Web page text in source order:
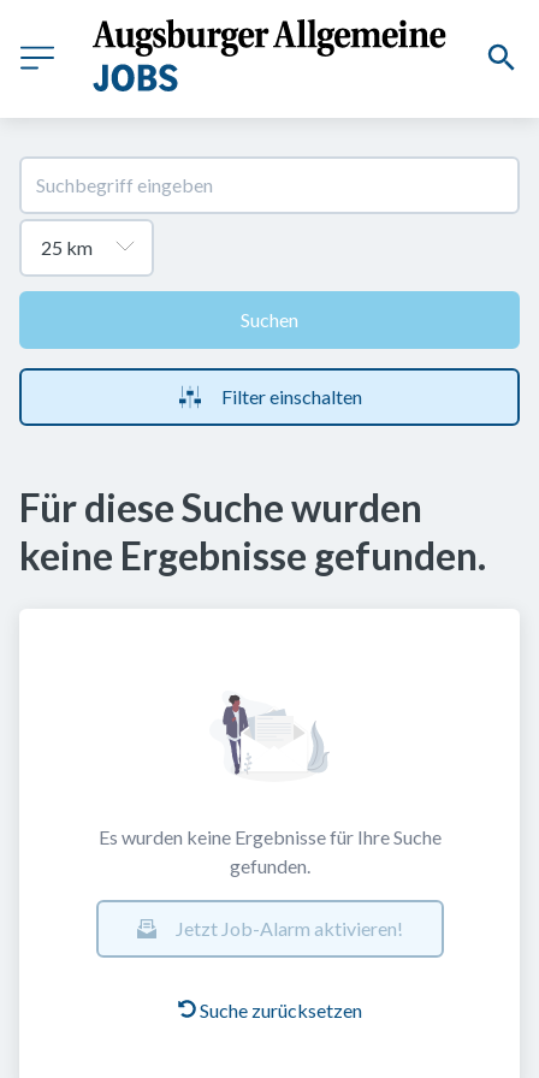
Suchen
Filter einschalten
Für diese Suche wurden
keine Ergebnisse gefunden.
Es wurden keine Ergebnisse für Ihre Suche
gefunden.
Jetzt Job-Alarm aktivieren!
Suche zurücksetzen